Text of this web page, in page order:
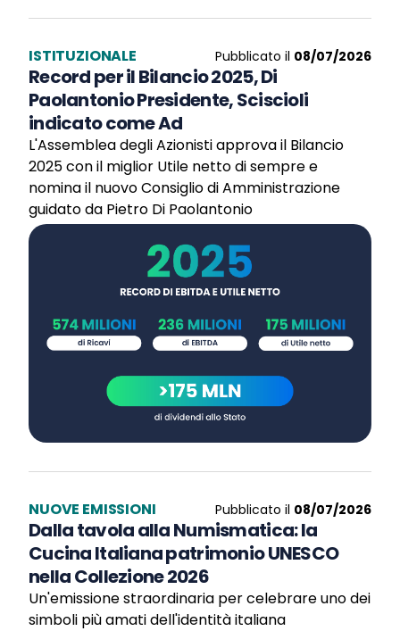
ISTITUZIONALE Pubblicato il 08/07/2026
Record per il Bilancio 2025, Di
Paolantonio Presidente, Sciscioli
indicato come Ad
L'Assemblea degli Azionisti approva il Bilancio
2025 con il miglior Utile netto di sempre e
nomina il nuovo Consiglio di Amministrazione
guidato da Pietro Di Paolantonio
NUOVE EMISSIONI Pubblicato il 08/07/2026
Dalla tavola alla Numismatica: la
Cucina Italiana patrimonio UNESCO
nella Collezione 2026
Un'emissione straordinaria per celebrare uno dei
simboli più amati dell'identità italiana